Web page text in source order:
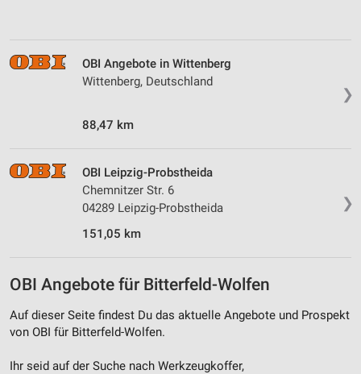
❯
OBI Angebote in Wittenberg
Wittenberg, Deutschland
88,47 km
❯
OBI Leipzig-Probstheida
Chemnitzer Str. 6
04289 Leipzig-Probstheida
151,05 km
OBI Angebote für Bitterfeld-Wolfen
Auf dieser Seite findest Du das aktuelle Angebote und Prospekt
von OBI für Bitterfeld-Wolfen.
Ihr seid auf der Suche nach Werkzeugkoffer,
personalisierter Inhalte
Messung der Werbeleistung
Messung der Performance von Inhalten
Kombinationen von Daten aus verschiedenen
Quellen
Entwicklung und Verbesserung der Angebote
IAB-Besonderheiten:
Verwendung genauer Standortdaten
Informationen identifizieren